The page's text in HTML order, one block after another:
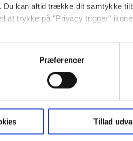
Du kan altid trække dit samtykke
at trykke på "Privacy trigger"
indsamle og bruge data for at
vores reklametiltag på
Præferencer
Tillad